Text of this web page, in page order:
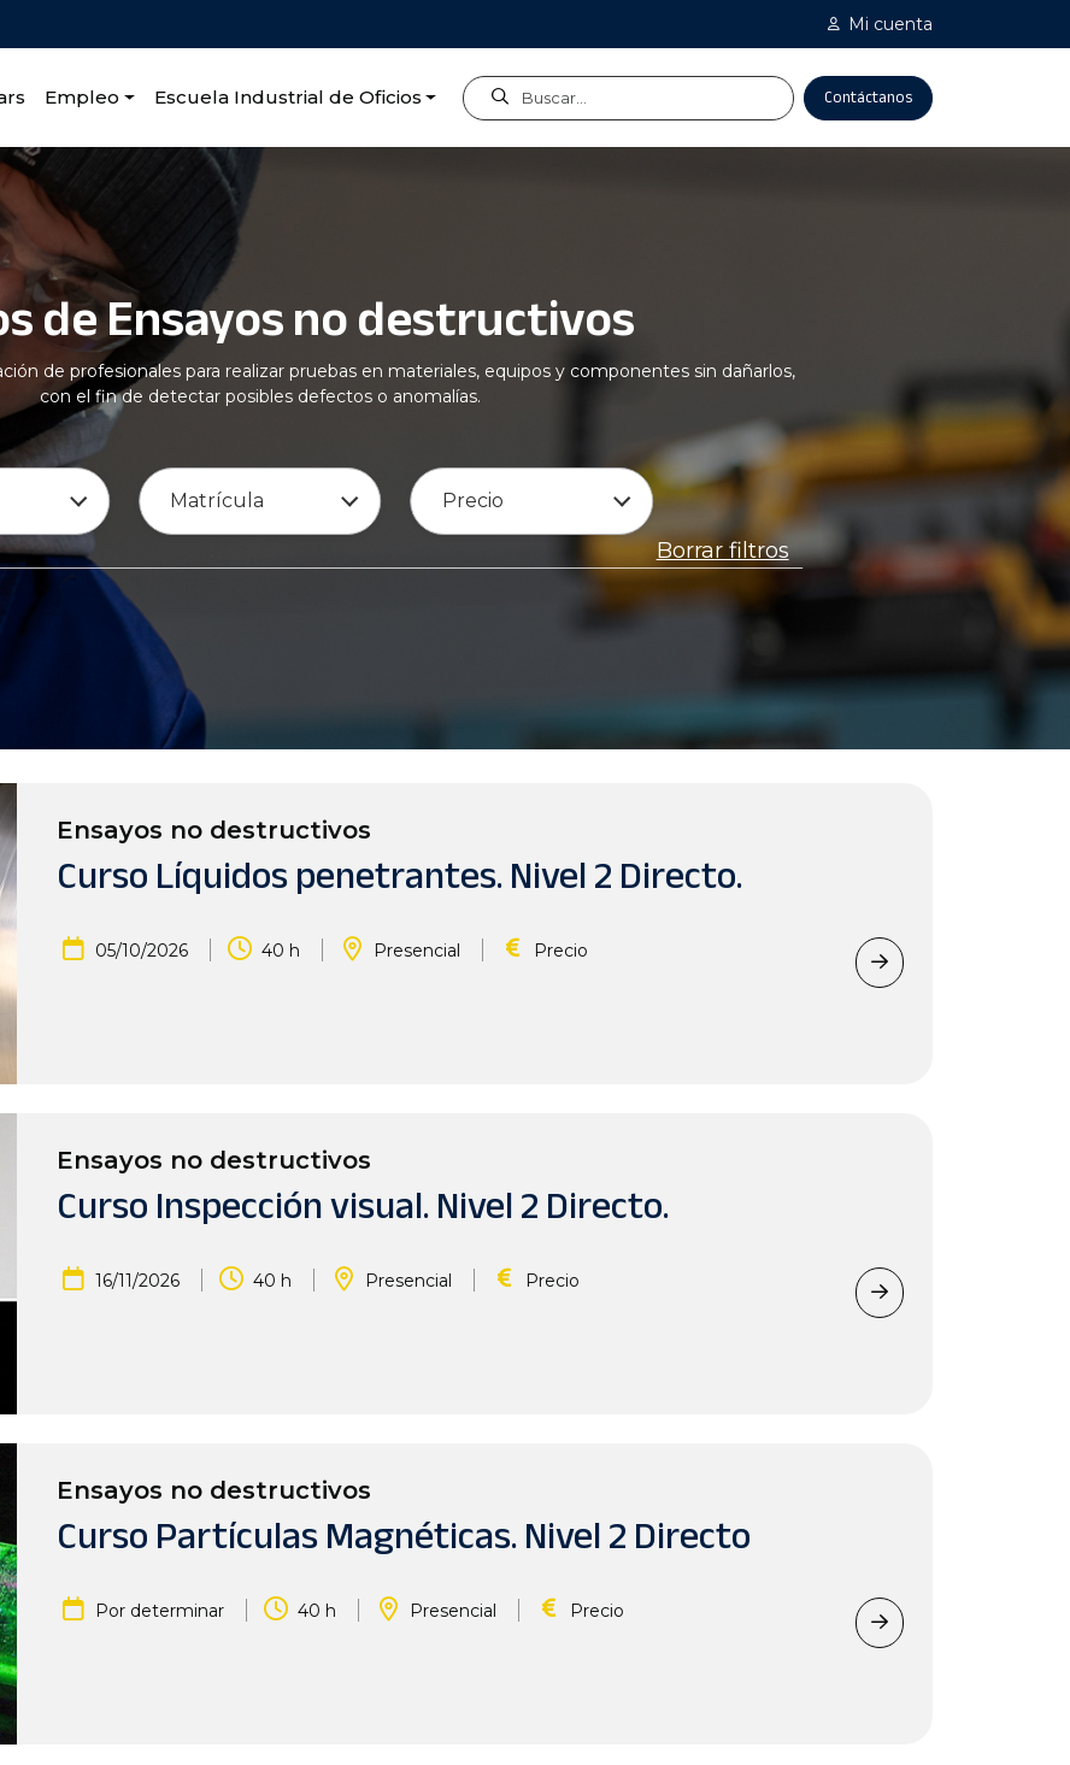
Mi cuenta
Empleo Escuela Industrial de Oficios Contáctanos
de Ensayos no destructivos
de profesionales para realizar pruebas en materiales, equipos y componentes sin dañarlos,
con el fin de detectar posibles defectos o anomalías.
Matrícula Precio
Borrar filtros
Ensayos no destructivos
Curso Líquidos penetrantes. Nivel 2 Directo.
05/10/2026 | 40 h | Presencial | Precio
Ensayos no destructivos
Curso Inspección visual. Nivel 2 Directo.
16/11/2026 | 40 h | Presencial | Precio
Ensayos no destructivos
Curso Partículas Magnéticas. Nivel 2 Directo
Por determinar | 40 h | Presencial | Precio